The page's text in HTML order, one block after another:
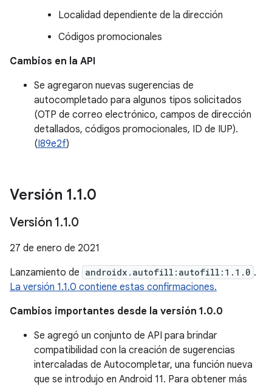
Localidad dependiente de la dirección
Códigos promocionales
Cambios en la API
Se agregaron nuevas sugerencias de
autocompletado para algunos tipos solicitados
(OTP de correo electrónico, campos de dirección
detallados, códigos promocionales, ID de IUP).
(I89e2f)
Versión 1.1.0
Versión 1.1.0
27 de enero de 2021
Lanzamiento de androidx.autofill:autofill:1.1.0 .
La versión 1.1.0 contiene estas confirmaciones.
Cambios importantes desde la versión 1.0.0
Se agregó un conjunto de API para brindar
compatibilidad con la creación de sugerencias
intercaladas de Autocompletar, una función nueva
que se introdujo en Android 11. Para obtener más